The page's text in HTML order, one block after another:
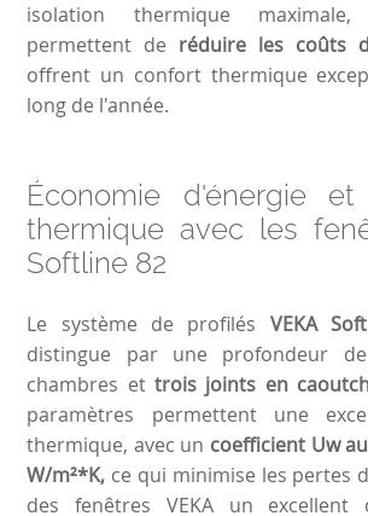
isolation thermique
permettent de réduire les coûts
offrent un confort thermique
long de l'année.
Économie d'énergie et
thermique avec les
Softline 82
Le système de profilés VEKA
distingue par une profondeur
chambres ettrois joints en
paramètres permettent une
thermique, avec un coefficient Uw
W/m²*K, ce qui minimise les pertes
des fenêtres VEKA un